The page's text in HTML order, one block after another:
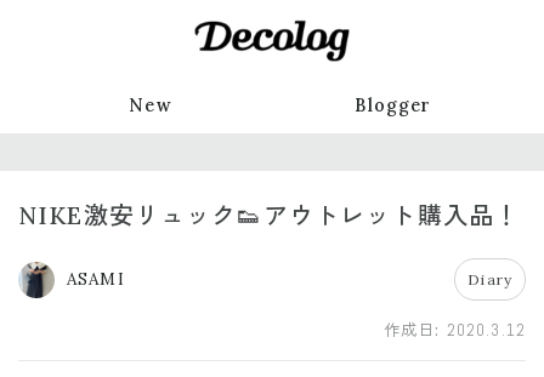
New Blogger
NIKE激安リュック👟アウトレット購入品！
ASAMI Diary
作成日: 2020.3.12